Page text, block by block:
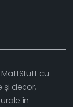
cu
și decor,
în